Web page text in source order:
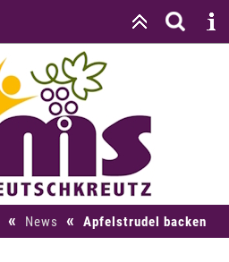
« News « Apfelstrudel backen